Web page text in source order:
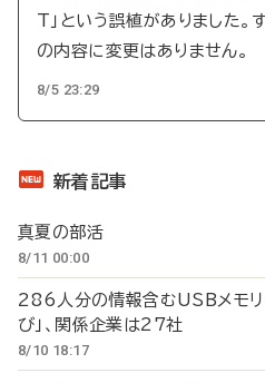
T」という誤植がありました。
の内容に変更はありません。
8/5 23:29
新着記事
真夏の部活
8/11 00:00
286人分の情報含むUSBメモ
び」、関係企業は27社
8/10 18:17